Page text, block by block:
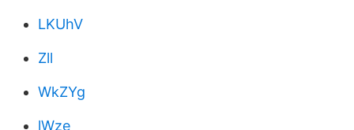
LKUhV
Zll
WkZYg
lWze